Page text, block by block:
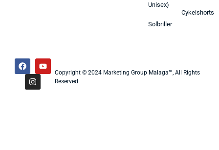
Unisex)
Solbriller
Cykelshorts
Copyright © 2024 Marketing Group Malaga™, All Rights
Reserved